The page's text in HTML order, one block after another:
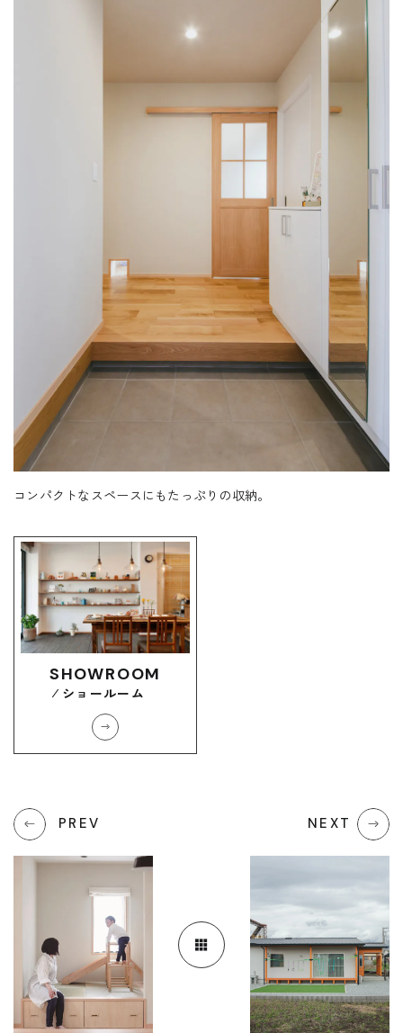
コンパクトなスペースにもたっぷりの収納。
SHOWROOM
ショールーム
PREV NEXT